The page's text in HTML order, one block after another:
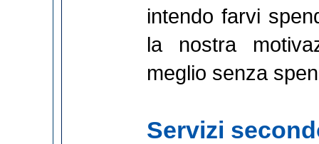
intendo farvi
la nostra
meglio senza
Servizi